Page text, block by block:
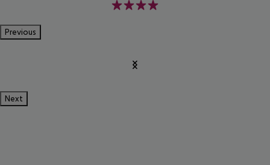
4
Previous
Next